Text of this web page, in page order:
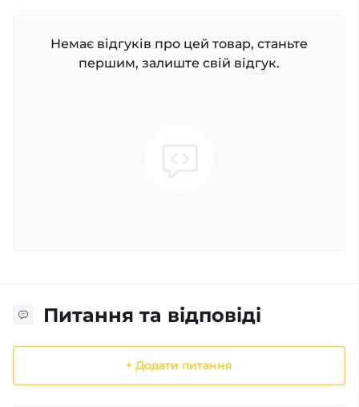
Немає відгуків про цей товар, станьте
першим, залиште свій відгук.
Питання та відповіді
+ Додати питання